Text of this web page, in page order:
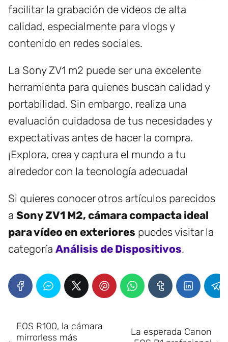
facilitar la grabación de videos de alta
calidad, especialmente para vlogs y
contenido en redes sociales.
La Sony ZV1 m2 puede ser una excelente
herramienta para quienes buscan calidad y
portabilidad. Sin embargo, realiza una
evaluación cuidadosa de tus necesidades y
expectativas antes de hacer la compra.
¡Explora, crea y captura el mundo a tu
alrededor con la tecnología adecuada!
Si quieres conocer otros artículos parecidos
a Sony ZV1 M2, cámara compacta ideal
para vídeo en exteriores puedes visitar la
categoría Análisis de Dispositivos.
EOS R100, la cámara
mirrorless más
La esperada Canon